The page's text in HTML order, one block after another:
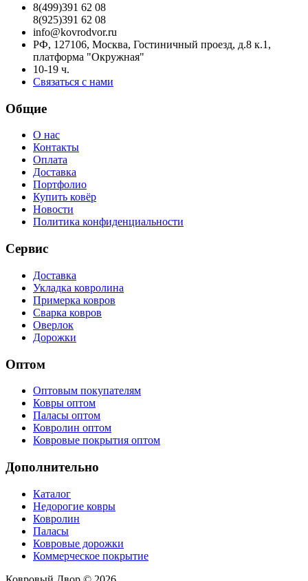
8(499)391 62 08
8(925)391 62 08
info@kovrodvor.ru
РФ, 127106, Москва, Гостиничный проезд, д.8 к.1,
платформа "Окружная"
10-19 ч.
Связаться с нами
Общие
О нас
Контакты
Оплата
Доставка
Портфолио
Купить ковёр
Новости
Политика конфиденциальности
Сервис
Доставка
Укладка ковролина
Примерка ковров
Сварка ковров
Оверлок
Дорожки
Оптом
Оптовым покупателям
Ковры оптом
Паласы оптом
Ковролин оптом
Ковровые покрытия оптом
Дополнительно
Каталог
Недорогие ковры
Ковролин
Паласы
Ковровые дорожки
Коммерческое покрытие